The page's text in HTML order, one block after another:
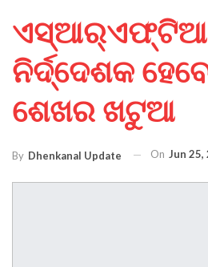
ନିର୍ଦ୍ଦେଶକ
ଶେଖର ଖଟୁଆ
By Dhenkanal Update On Jun 25,